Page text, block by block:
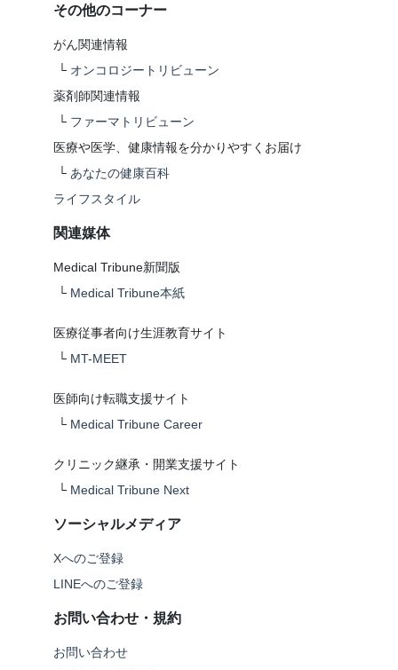
その他のコーナー
がん関連情報
└ オンコロジートリビューン
薬剤師関連情報
└ ファーマトリビューン
医療や医学、健康情報を分かりやすくお届け
└ あなたの健康百科
ライフスタイル
関連媒体
Medical Tribune新聞版
└ Medical Tribune本紙
医療従事者向け生涯教育サイト
└ MT-MEET
医師向け転職支援サイト
└ Medical Tribune Career
クリニック継承・開業支援サイト
└ Medical Tribune Next
ソーシャルメディア
Xへのご登録
LINEへのご登録
お問い合わせ・規約
お問い合わせ